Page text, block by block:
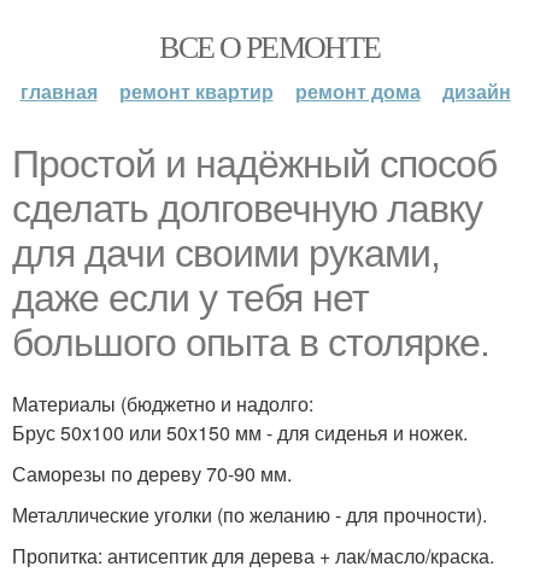
ВСЕ О РЕМОНТЕ
главная ремонт квартир ремонт дома дизайн
Простой и надёжный способ
сделать долговечную лавку
для дачи своими руками,
даже если у тебя нет
большого опыта в столярке.
Материалы (бюджетно и надолго:
Брус 50x100 или 50x150 мм - для сиденья и ножек.
Саморезы по дереву 70-90 мм.
Металлические уголки (по желанию - для прочности).
Пропитка: антисептик для дерева + лак/масло/краска.